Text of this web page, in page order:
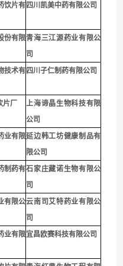
饮片有 四川凯美中药有限公司
份有限青海三江源药业有限公
司
技术有 四川子仁制药有限公司
厂
上海谛晶生物科技有限
公司
业有限延边韩工坊健康制品有
限公司
制药有石家庄藏诺生物有限公
司
有限公云南司艾特药业有限公
司
业有限宜昌欧赛科技有限公司